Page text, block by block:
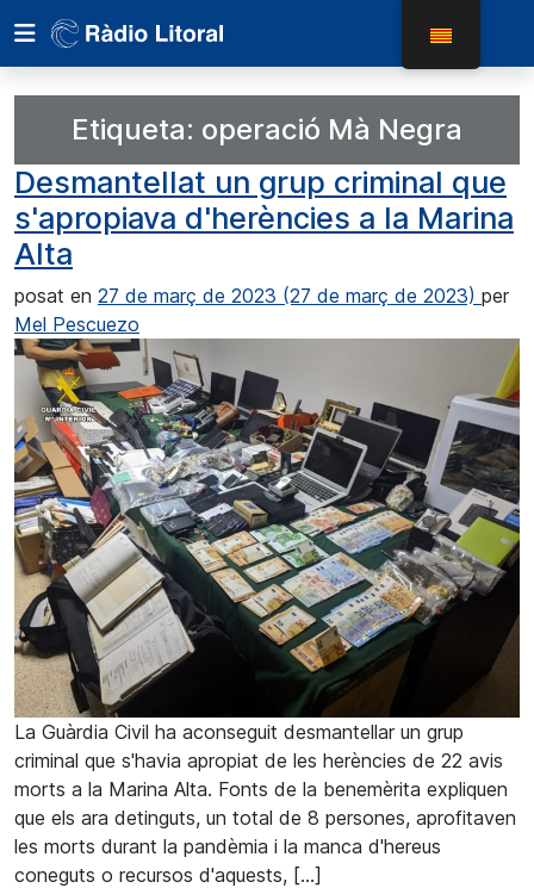
Etiqueta: operació Mà Negra
Desmantellat un grup criminal que
s'apropiava d'herències a la Marina
Alta
posat en 27 de març de 2023 (27 de març de 2023) per
Mel Pescuezo
La Guàrdia Civil ha aconseguit desmantellar un grup
criminal que s'havia apropiat de les herències de 22 avis
morts a la Marina Alta. Fonts de la benemèrita expliquen
que els ara detinguts, un total de 8 persones, aprofitaven
les morts durant la pandèmia i la manca d'hereus
coneguts o recursos d'aquests, [...]